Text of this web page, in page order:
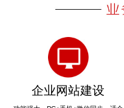
企业网站建设